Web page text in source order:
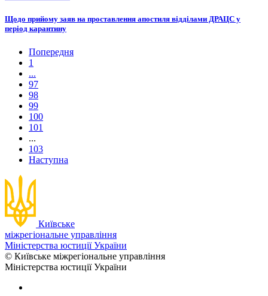
Щодо прийому заяв на проставлення апостиля відділами ДРАЦС у
період карантину
Попередня
1
...
97
98
99
100
101
...
103
Наступна
Київське
міжрегіональне управління
Міністерства юстиції України
© Київське міжрегіональне управління
Міністерства юстиції України